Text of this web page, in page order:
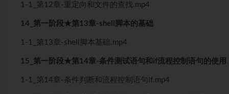
1-1_第12章-重定向和文件的查找.mp4
14_第一阶段★第13章-shell脚本的基础
1-1_第13章-shell脚本基础.mp4
15_第一阶段★第14章-条件测试语句和if流程控制语句的使用
1-1_第14章-条件判断和流程控制语句if.mp4